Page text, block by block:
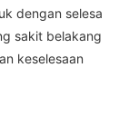
dengan selesa
sakit belakang
keselesaan